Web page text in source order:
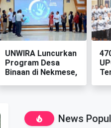
‎UNWIRA Luncurkan
Program Desa
Binaan di Nekmese,
News